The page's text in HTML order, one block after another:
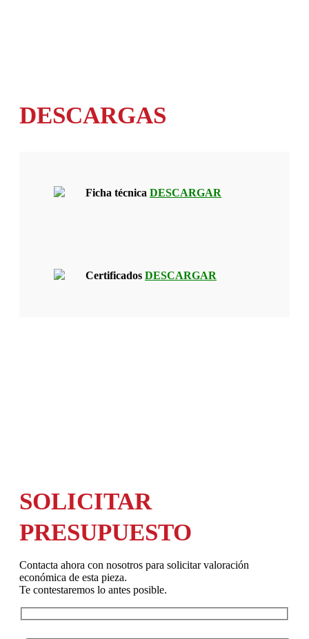
DESCARGAS
Ficha técnica DESCARGAR
Certificados DESCARGAR
SOLICITAR
PRESUPUESTO
Contacta ahora con nosotros para solicitar valoración
económica de esta pieza.
Te contestaremos lo antes posible.